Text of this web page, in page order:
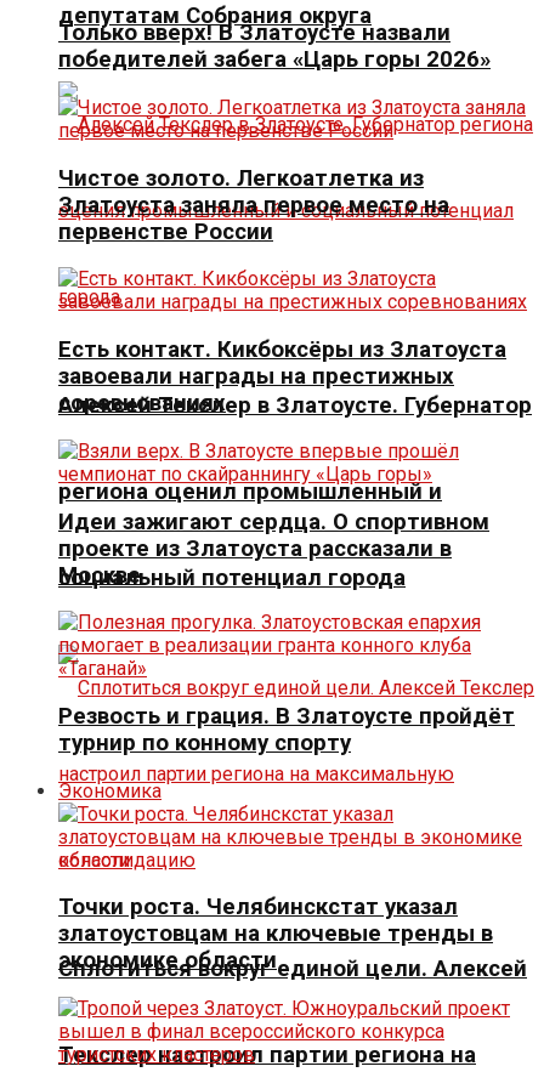
депутатам Собрания округа
Алексей Текслер в Златоусте. Губернатор
региона оценил промышленный и
социальный потенциал города
Сплотиться вокруг единой цели. Алексей
Текслер настроил партии региона на
Только вверх! В Златоусте назвали
победителей забега «Царь горы 2026»
Чистое золото. Легкоатлетка из
Златоуста заняла первое место на
первенстве России
Есть контакт. Кикбоксёры из Златоуста
завоевали награды на престижных
соревнованиях
Идеи зажигают сердца. О спортивном
проекте из Златоуста рассказали в
Москве
Резвость и грация. В Златоусте пройдёт
турнир по конному спорту
Экономика
Точки роста. Челябинскстат указал
златоустовцам на ключевые тренды в
экономике области